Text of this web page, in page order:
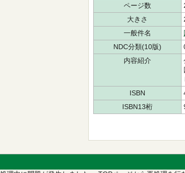
ページ数
大きさ
一般件名
NDC分類(10版)
内容紹介
ISBN
ISBN13桁